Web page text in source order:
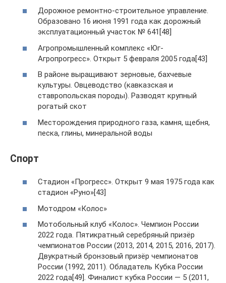
Дорожное ремонтно-строительное управление.
Образовано 16 июня 1991 года как дорожный
эксплуатационный участок № 641[48]
Агропромышленный комплекс «Юг-
Агропрогресс». Открыт 5 февраля 2005 года[43]
В районе выращивают зерновые, бахчевые
культуры. Овцеводство (кавказская и
ставропольская породы). Разводят крупный
рогатый скот
Месторождения природного газа, камня, щебня,
песка, глины, минеральной воды
Спорт
Стадион «Прогресс». Открыт 9 мая 1975 года как
стадион «Руно»[43]
Мотодром «Колос»
Мотобольный клуб «Колос». Чемпион России
2022 года. Пятикратный серебряный призёр
чемпионатов России (2013, 2014, 2015, 2016, 2017).
Двукратный бронзовый призёр чемпионатов
России (1992, 2011). Обладатель Кубка России
2022 года[49]. Финалист кубка России ― 5 (2011,